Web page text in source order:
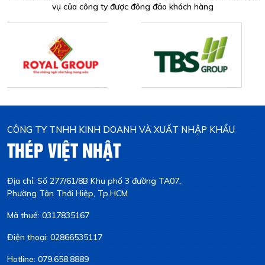
vụ của công ty được đông đảo khách hàng
CÔNG TY TNHH KINH DOANH VÀ XUẤT NHẬP KHẨU
THÉP VIỆT NHẬT
Địa chỉ: Số 277/61/8B Khu phố 3 đường TA07,
Phường Tân Thới Hiệp, Tp.HCM
Mã thuế: 0317835167
Điện thoại: 02866535117
Hotline: 079.658.8889